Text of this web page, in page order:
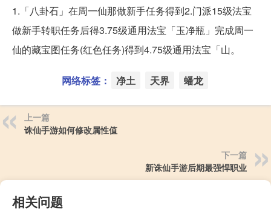
1.「八卦石」在周一仙那做新手任务得到2.门派15级法宝
做新手转职任务后得3.75级通用法宝「玉净瓶」完成周一
仙的藏宝图任务(红色任务)得到4.75级通用法宝「山。
网络标签： 净土 天界 蟠龙
上一篇
诛仙手游如何修改属性值
下一篇
新诛仙手游后期最强悍职业
相关问题